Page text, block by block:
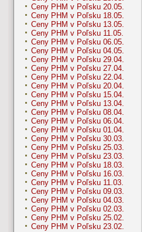
Ceny PHM v Poľsku 20.05.
Ceny PHM v Poľsku 18.05.
Ceny PHM v Poľsku 13.05.
Ceny PHM v Poľsku 11.05.
Ceny PHM v Poľsku 06.05.
Ceny PHM v Poľsku 04.05.
Ceny PHM v Poľsku 29.04.
Ceny PHM v Poľsku 27.04.
Ceny PHM v Poľsku 22.04.
Ceny PHM v Poľsku 20.04.
Ceny PHM v Poľsku 15.04.
Ceny PHM v Poľsku 13.04.
Ceny PHM v Poľsku 08.04.
Ceny PHM v Poľsku 06.04.
Ceny PHM v Poľsku 01.04.
Ceny PHM v Poľsku 30.03.
Ceny PHM v Poľsku 25.03.
Ceny PHM v Poľsku 23.03.
Ceny PHM v Poľsku 18.03.
Ceny PHM v Poľsku 16.03.
Ceny PHM v Poľsku 11.03.
Ceny PHM v Poľsku 09.03.
Ceny PHM v Poľsku 04.03.
Ceny PHM v Poľsku 02.03.
Ceny PHM v Poľsku 25.02.
Ceny PHM v Poľsku 23.02.